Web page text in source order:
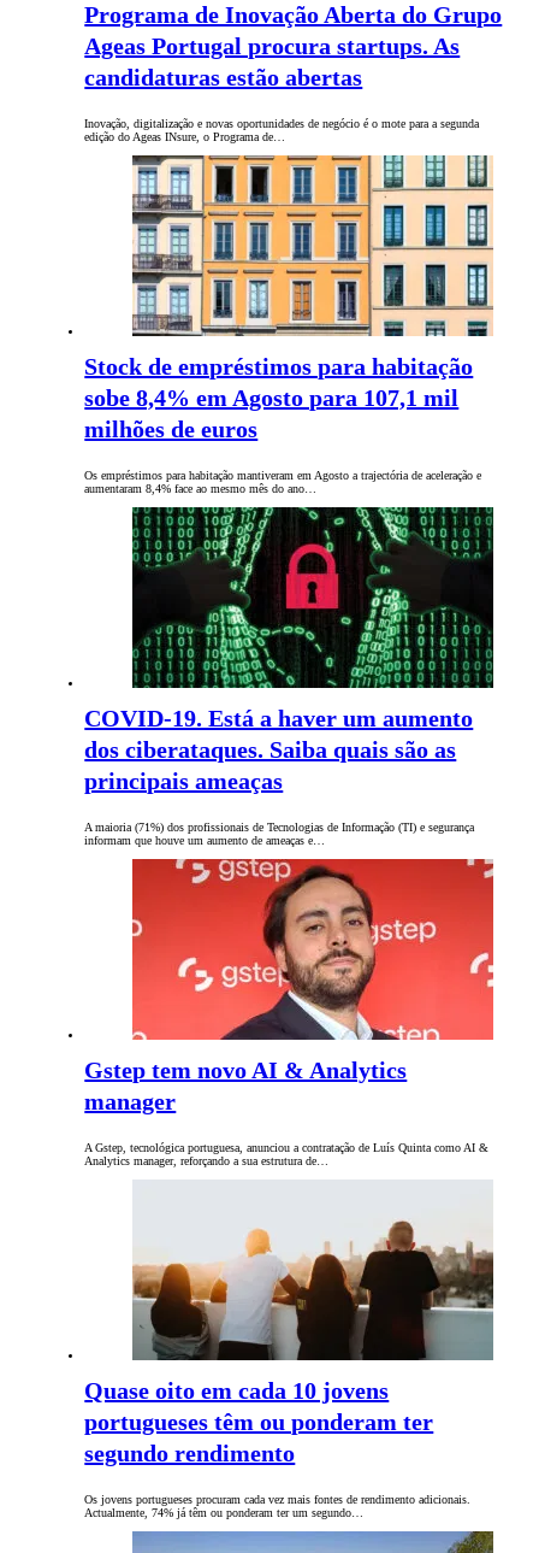
Programa de Inovação Aberta do Grupo
Ageas Portugal procura startups. As
candidaturas estão abertas
Inovação, digitalização e novas oportunidades de negócio é o mote para a segunda
edição do Ageas INsure, o Programa de…
Stock de empréstimos para habitação
sobe 8,4% em Agosto para 107,1 mil
milhões de euros
Os empréstimos para habitação mantiveram em Agosto a trajectória de aceleração e
aumentaram 8,4% face ao mesmo mês do ano…
COVID-19. Está a haver um aumento
dos ciberataques. Saiba quais são as
principais ameaças
A maioria (71%) dos profissionais de Tecnologias de Informação (TI) e segurança
informam que houve um aumento de ameaças e…
Gstep tem novo AI & Analytics
manager
A Gstep, tecnológica portuguesa, anunciou a contratação de Luís Quinta como AI &
Analytics manager, reforçando a sua estrutura de…
Quase oito em cada 10 jovens
portugueses têm ou ponderam ter
segundo rendimento
Os jovens portugueses procuram cada vez mais fontes de rendimento adicionais.
Actualmente, 74% já têm ou ponderam ter um segundo…